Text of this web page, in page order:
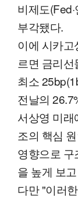
비제도
부각됐다.
이에 시카
르면 금리
최소
전날의
서상영 미래
조의 핵심
영향으로
을 높게 보
다만 "이러